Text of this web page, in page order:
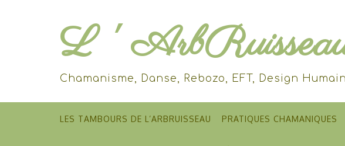
L '
Chamanisme, Danse, Rebozo, EFT, Design Humain
LES TAMBOURS DE L’ARBRUISSEAU PRATIQUES CHAMANIQUES